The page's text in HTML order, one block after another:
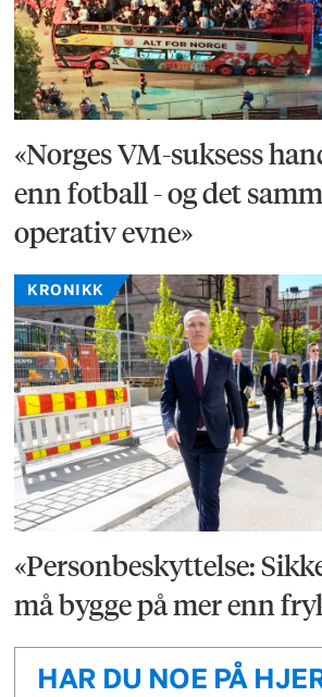
«Norges VM-suksess
enn fotball - og det
operativ evne»
KRONIKK
«Personbeskyttelse:
må bygge på mer enn
HAR DU NOE PÅ